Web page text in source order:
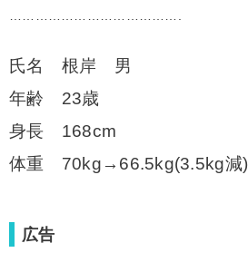
氏名 根岸 男
年齢 23歳
身長 168cm
体重 70kg→66.5kg(3.5kg減)
広告